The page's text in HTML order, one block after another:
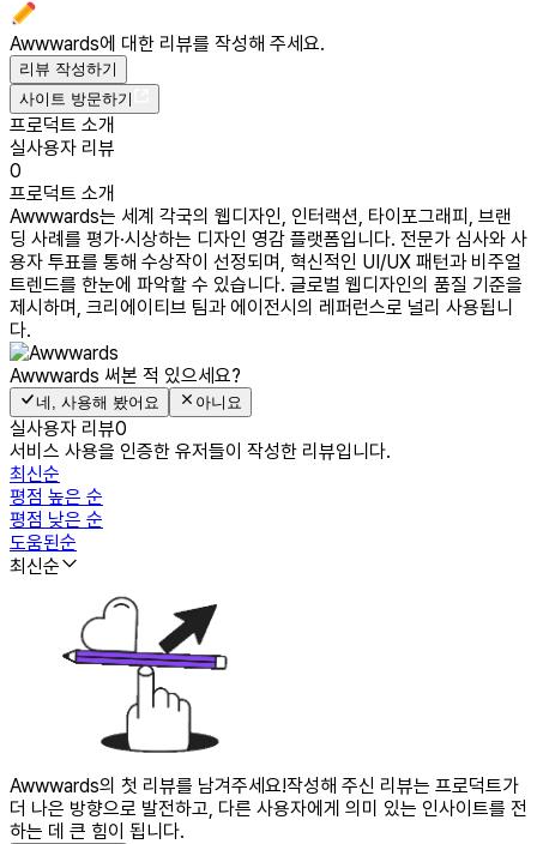
Awwwards에 대한 리뷰를 작성해 주세요.
리뷰 작성하기
사이트 방문하기
프로덕트 소개
실사용자 리뷰
0
프로덕트 소개
Awwwards는 세계 각국의 웹디자인, 인터랙션, 타이포그래피, 브랜
딩 사례를 평가·시상하는 디자인 영감 플랫폼입니다. 전문가 심사와 사
용자 투표를 통해 수상작이 선정되며, 혁신적인 UI/UX 패턴과 비주얼
트렌드를 한눈에 파악할 수 있습니다. 글로벌 웹디자인의 품질 기준을
제시하며, 크리에이티브 팀과 에이전시의 레퍼런스로 널리 사용됩니
다.
Awwwards 써본 적 있으세요?
네, 사용해 봤어요 아니요
실사용자 리뷰0
서비스 사용을 인증한 유저들이 작성한 리뷰입니다.
최신순
평점 높은 순
평점 낮은 순
도움된순
최신순
Awwwards의 첫 리뷰를 남겨주세요!작성해 주신 리뷰는 프로덕트가
더 나은 방향으로 발전하고, 다른 사용자에게 의미 있는 인사이트를 전
하는 데 큰 힘이 됩니다.